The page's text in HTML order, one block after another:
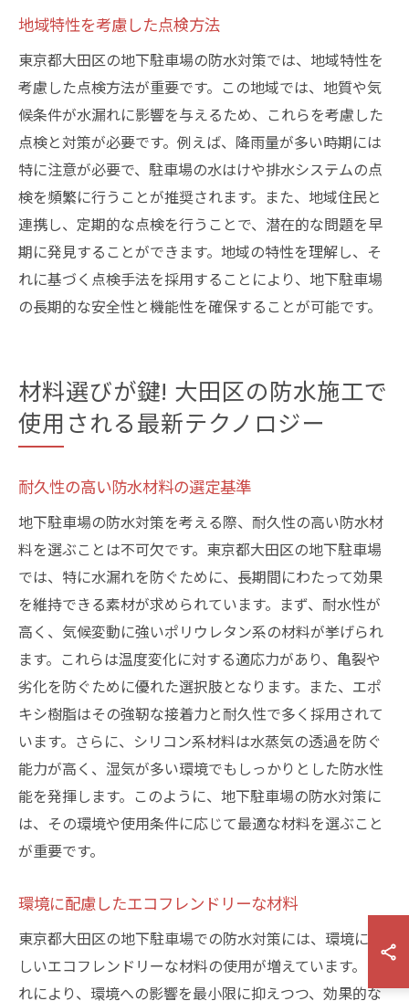
地域特性を考慮した点検方法
東京都大田区の地下駐車場の防水対策では、地域特性を
考慮した点検方法が重要です。この地域では、地質や気
候条件が水漏れに影響を与えるため、これらを考慮した
点検と対策が必要です。例えば、降雨量が多い時期には
特に注意が必要で、駐車場の水はけや排水システムの点
検を頻繁に行うことが推奨されます。また、地域住民と
連携し、定期的な点検を行うことで、潜在的な問題を早
期に発見することができます。地域の特性を理解し、そ
れに基づく点検手法を採用することにより、地下駐車場
の長期的な安全性と機能性を確保することが可能です。
材料選びが鍵! 大田区の防水施工で
使用される最新テクノロジー
耐久性の高い防水材料の選定基準
地下駐車場の防水対策を考える際、耐久性の高い防水材
料を選ぶことは不可欠です。東京都大田区の地下駐車場
では、特に水漏れを防ぐために、長期間にわたって効果
を維持できる素材が求められています。まず、耐水性が
高く、気候変動に強いポリウレタン系の材料が挙げられ
ます。これらは温度変化に対する適応力があり、亀裂や
劣化を防ぐために優れた選択肢となります。また、エポ
キシ樹脂はその強靭な接着力と耐久性で多く採用されて
います。さらに、シリコン系材料は水蒸気の透過を防ぐ
能力が高く、湿気が多い環境でもしっかりとした防水性
能を発揮します。このように、地下駐車場の防水対策に
は、その環境や使用条件に応じて最適な材料を選ぶこと
が重要です。
環境に配慮したエコフレンドリーな材料
東京都大田区の地下駐車場での防水対策には、環境に優
しいエコフレンドリーな材料の使用が増えています。こ
れにより、環境への影響を最小限に抑えつつ、効果的な